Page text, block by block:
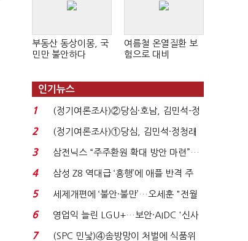
부동산 동상이몽, 국
민만 불안하다
여름철 온열질환 보
험으로 대비
인기뉴스
1
(정기여론조사)②당심·호남, 김민석-정
청래 '초접전'...
2
(정기여론조사)①당심, 김민석·정청래
'초접전'…대통령 ...
3
삼전닉스 “주주환원 확대 방안 마련”…
로이터에 성명...
4
삼성 Z8 역대급 ‘흥행’에 애플 반격 주
목…9월 ‘폴...
5
세제개편에 ‘불안·불만’…오세훈 "전월
세 구하기 더 ...
6
영업익 늘린 LGU+…보안·AIDC '신사
업 드라이브'...
7
(SPC 민낯)④솜방망이 처벌에 식품위